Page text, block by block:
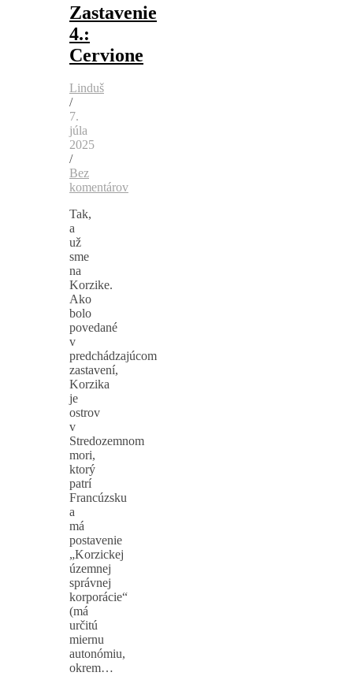
Zastavenie
4.:
Cervione
Linduš
/
7.
júla
2025
/
Bez
komentárov
Tak,
a
už
sme
na
Korzike.
Ako
bolo
povedané
v
predchádzajúcom
zastavení,
Korzika
je
ostrov
v
Stredozemnom
mori,
ktorý
patrí
Francúzsku
a
má
postavenie
„Korzickej
územnej
správnej
korporácie“
(má
určitú
miernu
autonómiu,
okrem…